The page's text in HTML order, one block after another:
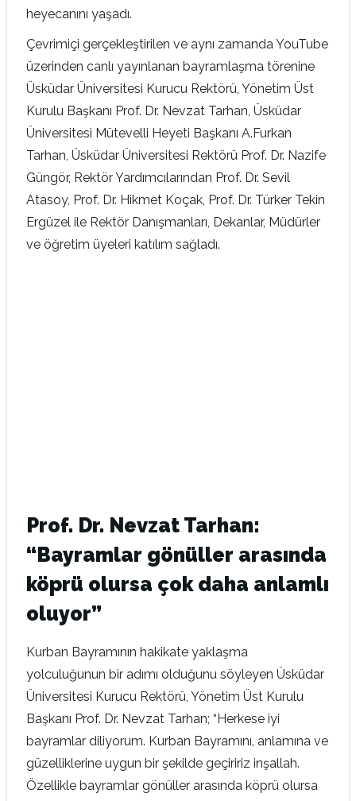
heyecanını yaşadı.
Çevrimiçi gerçekleştirilen ve aynı zamanda YouTube
üzerinden canlı yayınlanan bayramlaşma törenine
Üsküdar Üniversitesi Kurucu Rektörü, Yönetim Üst
Kurulu Başkanı Prof. Dr. Nevzat Tarhan, Üsküdar
Üniversitesi Mütevelli Heyeti Başkanı A.Furkan
Tarhan, Üsküdar Üniversitesi Rektörü Prof. Dr. Nazife
Güngör, Rektör Yardımcılarından Prof. Dr. Sevil
Atasoy, Prof. Dr. Hikmet Koçak, Prof. Dr. Türker Tekin
Ergüzel ile Rektör Danışmanları, Dekanlar, Müdürler
ve öğretim üyeleri katılım sağladı.
Prof. Dr. Nevzat Tarhan:
“Bayramlar gönüller arasında
köprü olursa çok daha anlamlı
oluyor”
Kurban Bayramının hakikate yaklaşma
yolculuğunun bir adımı olduğunu söyleyen Üsküdar
Üniversitesi Kurucu Rektörü, Yönetim Üst Kurulu
Başkanı Prof. Dr. Nevzat Tarhan; “Herkese iyi
bayramlar diliyorum. Kurban Bayramını, anlamına ve
güzelliklerine uygun bir şekilde geçiririz inşallah.
Özellikle bayramlar gönüller arasında köprü olursa